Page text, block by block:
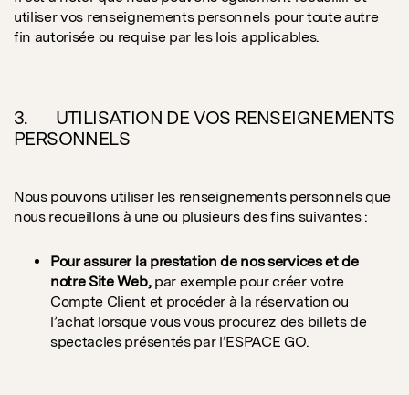
utiliser vos renseignements personnels pour toute autre
fin autorisée ou requise par les lois applicables.
3. UTILISATION DE VOS RENSEIGNEMENTS
PERSONNELS
Nous pouvons utiliser les renseignements personnels que
nous recueillons à une ou plusieurs des fins suivantes :
Pour assurer la prestation de nos services et de
notre Site Web,par exemple pour créer votre
Compte Client et procéder à la réservation ou
l’achat lorsque vous vous procurez des billets de
spectacles présentés par l’ESPACE GO.